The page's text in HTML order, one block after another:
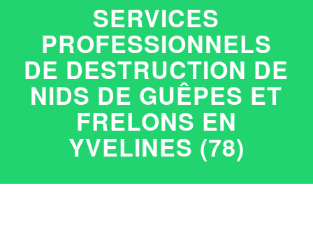
SERVICES
PROFESSIONNELS
DE DESTRUCTION DE
NIDS DE GUÊPES ET
FRELONS EN
YVELINES (78)